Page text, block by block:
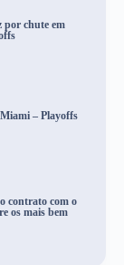
por chute em
– Playoffs
contrato com o
os mais bem